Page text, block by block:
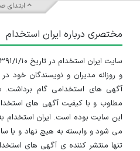
ابتدای
مختصری درباره ایران استخدام
و روزانه مدیران و نویسندگان خود
آگهی های استخدامی گام برداشت.
مطلوب و با کیفیت آگهی های
این سایت بوده است. ایران
می شود و وابسته به هیچ نهاد و یا
تنها منتشر کننده ی آگهی های